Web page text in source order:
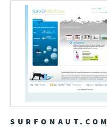
SURFONAUT.COM